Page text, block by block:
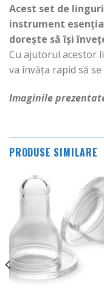
Acest set de
instrument
dorește să își
Cu ajutorul acestor
va învăța rapid să
Imaginile
PRODUSE SIMILARE